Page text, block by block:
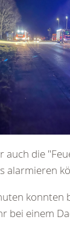
auch die
alarmieren
konnten
bei einem